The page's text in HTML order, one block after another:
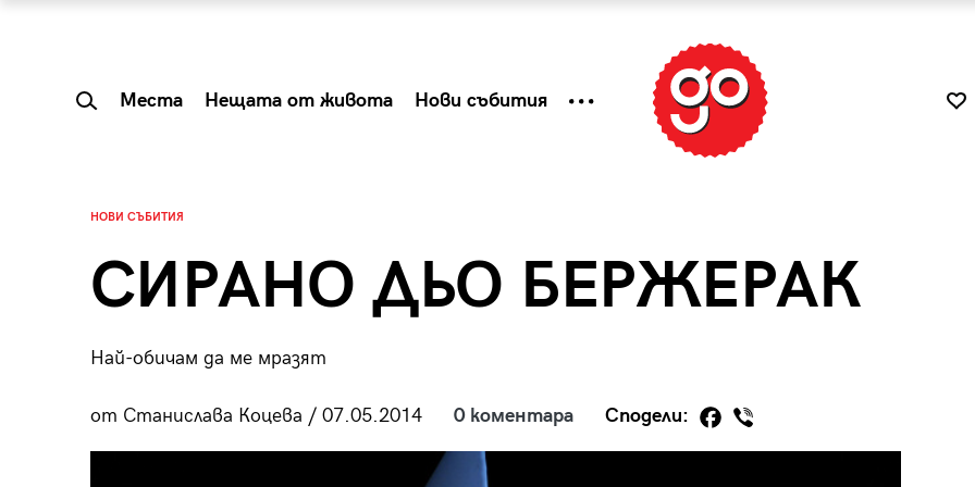
Места Нещата от живота Нови събития
НОВИ СЪБИТИЯ
СИРАНО ДЬО БЕРЖЕРАК
Най-обичам да ме мразят
от Станислава Коцева / 07.05.2014 0 коментара Сподели:
Summer Prelude: как
Tender is the Wine – Какво